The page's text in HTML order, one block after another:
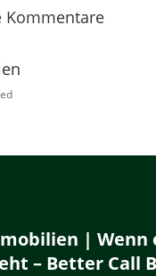
Kommentare
| Wenn
– Better Call